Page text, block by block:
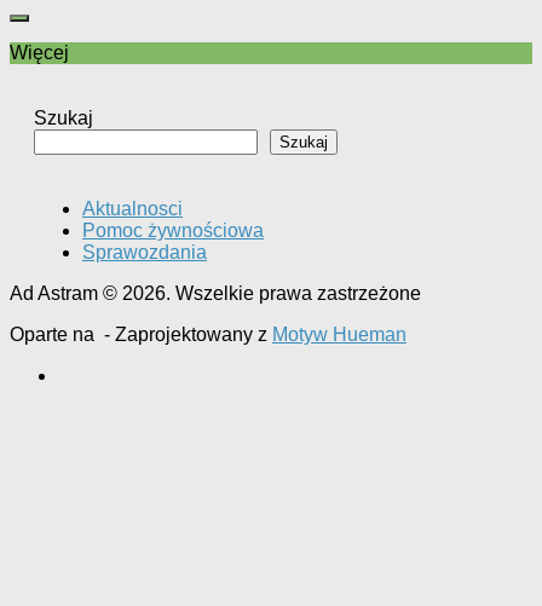
Więcej
Szukaj
Szukaj
Aktualnosci
Pomoc żywnościowa
Sprawozdania
Ad Astram © 2026. Wszelkie prawa zastrzeżone
Oparte na - Zaprojektowany z Motyw Hueman